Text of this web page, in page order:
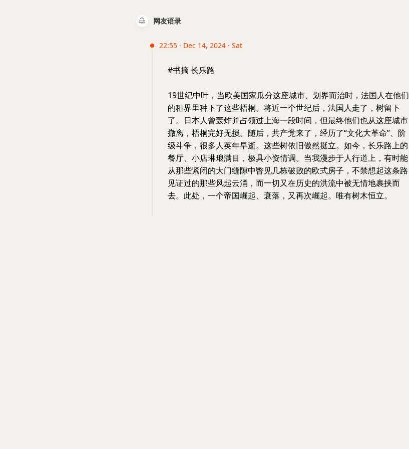
网友语录
22:55 · Dec 14, 2024 · Sat
#书摘 长乐路
19世纪中叶，当欧美国家瓜分这座城市、划界而治时，法国人在他们
的租界里种下了这些梧桐。将近一个世纪后，法国人走了，树留下
了。日本人曾轰炸并占领过上海一段时间，但最终他们也从这座城市
撤离，梧桐完好无损。随后，共产党来了，经历了“文化大革命”、阶
级斗争，很多人英年早逝。这些树依旧傲然挺立。如今，长乐路上的
餐厅、小店琳琅满目，极具小资情调。当我漫步于人行道上，有时能
从那些紧闭的大门缝隙中瞥见几栋破败的欧式房子，不禁想起这条路
见证过的那些风起云涌，而一切又在历史的洪流中被无情地裹挟而
去。此处，一个帝国崛起、衰落，又再次崛起。唯有树木恒立。